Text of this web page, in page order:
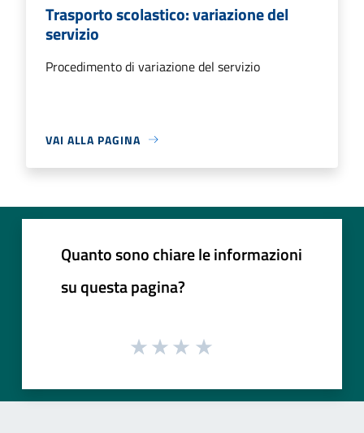
Trasporto scolastico: variazione del
servizio
Procedimento di variazione del servizio
VAI ALLA PAGINA
Quanto sono chiare le informazioni
su questa pagina?